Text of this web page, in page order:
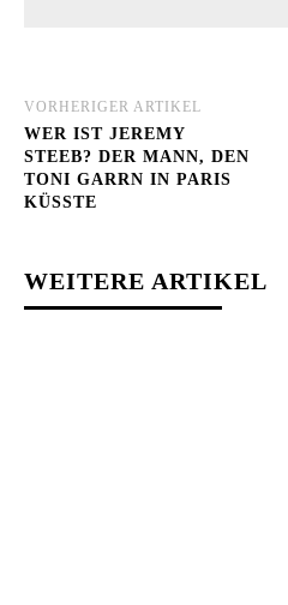
VORHERIGER ARTIKEL
WER IST JEREMY
STEEB? DER MANN, DEN
TONI GARRN IN PARIS
KÜSSTE
WEITERE ARTIKEL